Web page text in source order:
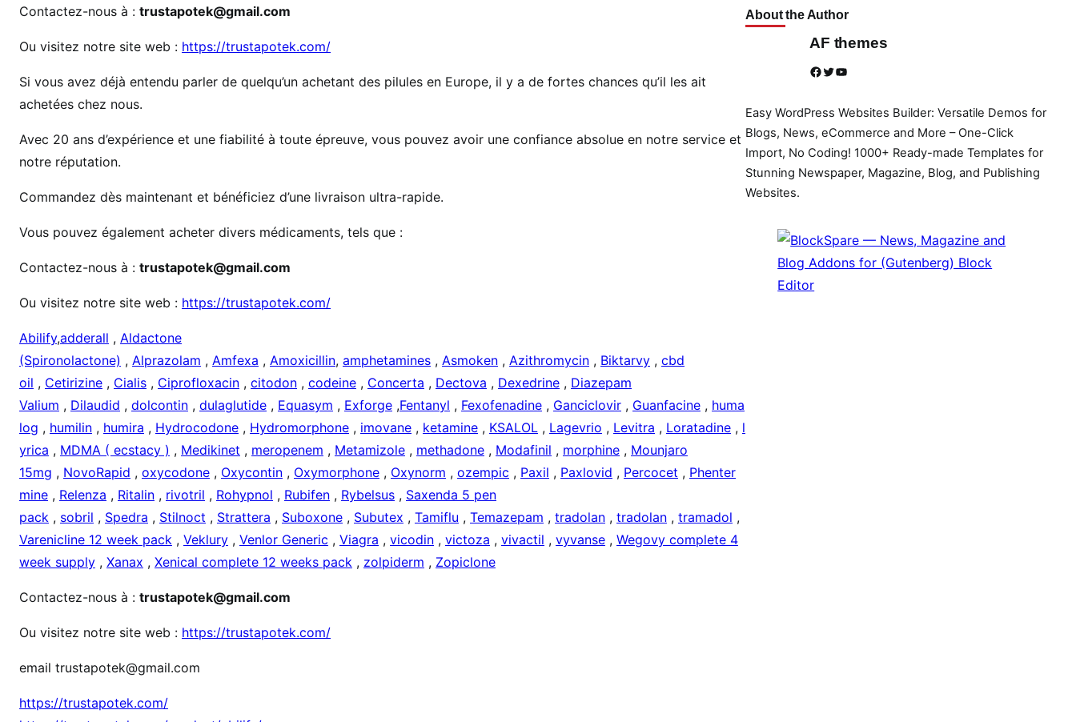
P
i
d
I
v
n
Contactez-nous à : trustapotek@gmail.com
Ou visitez notre site web : https://trustapotek.com/
Si vous avez déjà entendu parler de quelqu’un achetant des pilules en Europe, il y a de fortes chances qu’il les ait
achetées chez nous.
Avec 20 ans d’expérience et une fiabilité à toute épreuve, vous pouvez avoir une confiance absolue en notre service et
notre réputation.
Commandez dès maintenant et bénéficiez d’une livraison ultra-rapide.
Vous pouvez également acheter divers médicaments, tels que :
Contactez-nous à : trustapotek@gmail.com
Ou visitez notre site web : https://trustapotek.com/
Abilify,adderall , Aldactone
(Spironolactone) , Alprazolam , Amfexa , Amoxicillin, amphetamines , Asmoken , Azithromycin , Biktarvy , cbd
oil , Cetirizine , Cialis , Ciprofloxacin , citodon , codeine , Concerta , Dectova , Dexedrine , Diazepam
Valium , Dilaudid , dolcontin , dulaglutide , Equasym , Exforge ,Fentanyl , Fexofenadine , Ganciclovir , Guanfacine , huma
log , humilin , humira , Hydrocodone , Hydromorphone , imovane , ketamine , KSALOL , Lagevrio , Levitra , Loratadine , l
yrica , MDMA ( ecstacy ) , Medikinet , meropenem , Metamizole , methadone , Modafinil , morphine , Mounjaro
15mg , NovoRapid , oxycodone , Oxycontin , Oxymorphone , Oxynorm , ozempic , Paxil , Paxlovid , Percocet , Phenter
mine , Relenza , Ritalin , rivotril , Rohypnol , Rubifen , Rybelsus , Saxenda 5 pen
pack , sobril , Spedra , Stilnoct , Strattera , Suboxone , Subutex , Tamiflu , Temazepam , tradolan , tradolan , tramadol ,
Varenicline 12 week pack , Veklury , Venlor Generic , Viagra , vicodin , victoza , vivactil , vyvanse , Wegovy complete 4
week supply , Xanax , Xenical complete 12 weeks pack , zolpiderm , Zopiclone
Contactez-nous à : trustapotek@gmail.com
Ou visitez notre site web : https://trustapotek.com/
email trustapotek@gmail.com
https://trustapotek.com/
About the Author
AF themes
Facebook Twitter YouTube
Easy WordPress Websites Builder: Versatile Demos for
Blogs, News, eCommerce and More – One-Click
Import, No Coding! 1000+ Ready-made Templates for
Stunning Newspaper, Magazine, Blog, and Publishing
Websites.